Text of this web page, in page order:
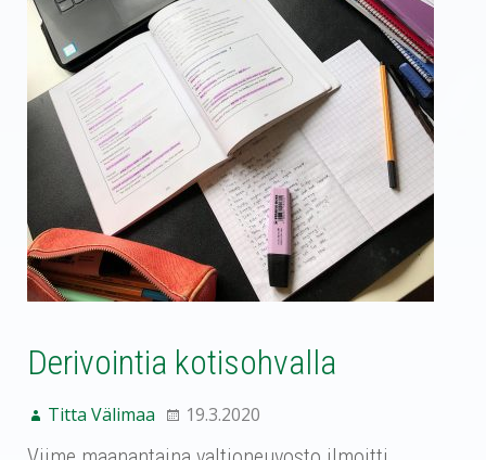
Derivointia kotisohvalla
Titta Välimaa 19.3.2020